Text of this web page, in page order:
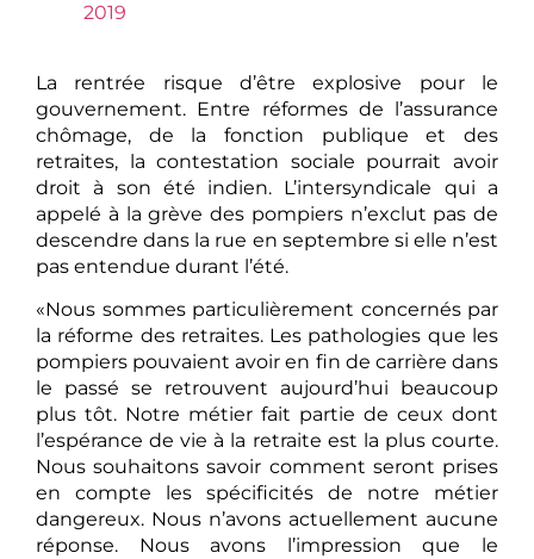
2019
La rentrée risque d’être explosive pour le
gouvernement. Entre réformes de l’assurance
chômage, de la fonction publique et des
retraites, la contestation sociale pourrait avoir
droit à son été indien. L’intersyndicale qui a
appelé à la grève des pompiers n’exclut pas de
descendre dans la rue en septembre si elle n’est
pas entendue durant l’été.
«Nous sommes particulièrement concernés par
la réforme des retraites. Les pathologies que les
pompiers pouvaient avoir en fin de carrière dans
le passé se retrouvent aujourd’hui beaucoup
plus tôt. Notre métier fait partie de ceux dont
l’espérance de vie à la retraite est la plus courte.
Nous souhaitons savoir comment seront prises
en compte les spécificités de notre métier
dangereux. Nous n’avons actuellement aucune
réponse. Nous avons l’impression que le